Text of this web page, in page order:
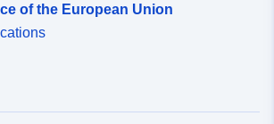
of the European Union